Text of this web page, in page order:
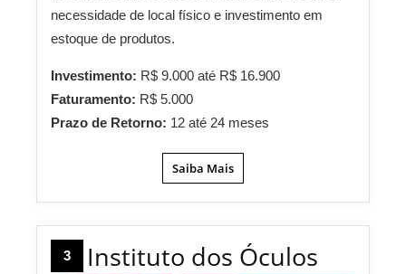
necessidade de local físico e investimento em
estoque de produtos.
Investimento: R$ 9.000 até R$ 16.900
Faturamento: R$ 5.000
Prazo de Retorno: 12 até 24 meses
Saiba Mais
3 Instituto dos Óculos